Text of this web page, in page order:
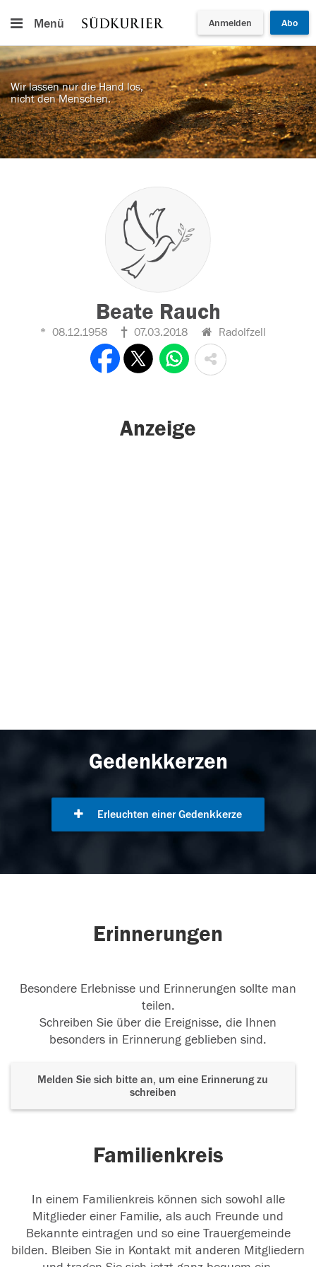
Menü Anmelden Abo
Wir lassen nur die Hand los,
nicht den Menschen.
Beate Rauch
08.12.1958 07.03.2018 Radolfzell
Anzeige
Gedenkkerzen
Erleuchten einer Gedenkkerze
Erinnerungen
Besondere Erlebnisse und Erinnerungen sollte man
teilen.
Schreiben Sie über die Ereignisse, die Ihnen
besonders in Erinnerung geblieben sind.
Melden Sie sich bitte an, um eine Erinnerung zu
schreiben
Familienkreis
In einem Familienkreis können sich sowohl alle
Mitglieder einer Familie, als auch Freunde und
Bekannte eintragen und so eine Trauergemeinde
bilden. Bleiben Sie in Kontakt mit anderen Mitgliedern